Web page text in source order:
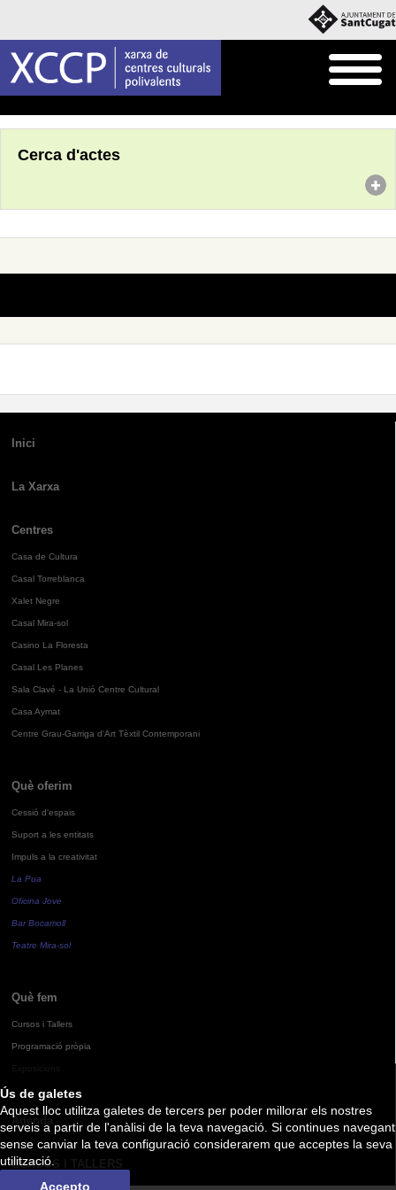
Ús de galetes
Aquest lloc utilitza galetes de tercers per poder millorar els nostres
serveis a partir de l'anàlisi de la teva navegació. Si continues navegant
sense canviar la teva configuració considerarem que acceptes la seva
utilització.
Accepto
Cerca d'actes
Inici
La Xarxa
Centres
Casa de Cultura
Casal Torreblanca
Xalet Negre
Casal Mira-sol
Casino La Floresta
Casal Les Planes
Sala Clavé - La Unió Centre Cultural
Casa Aymat
Centre Grau-Garriga d'Art Tèxtil Contemporani
Què oferim
Cessió d'espais
Suport a les entitats
Impuls a la creativitat
La Pua
Oficina Jove
Bar Bocamoll
Teatre Mira-sol
Què fem
Cursos i Tallers
Programació pròpia
Agenda
CURSOS I TALLERS